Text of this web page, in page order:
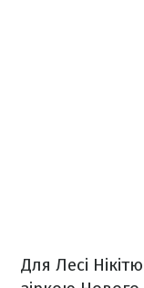
Для Лесі